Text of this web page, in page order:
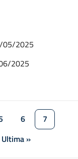
05/2025
2025
PaginaPagina
6 Pagina
7
successiva
Ultima pagina
Ultima »